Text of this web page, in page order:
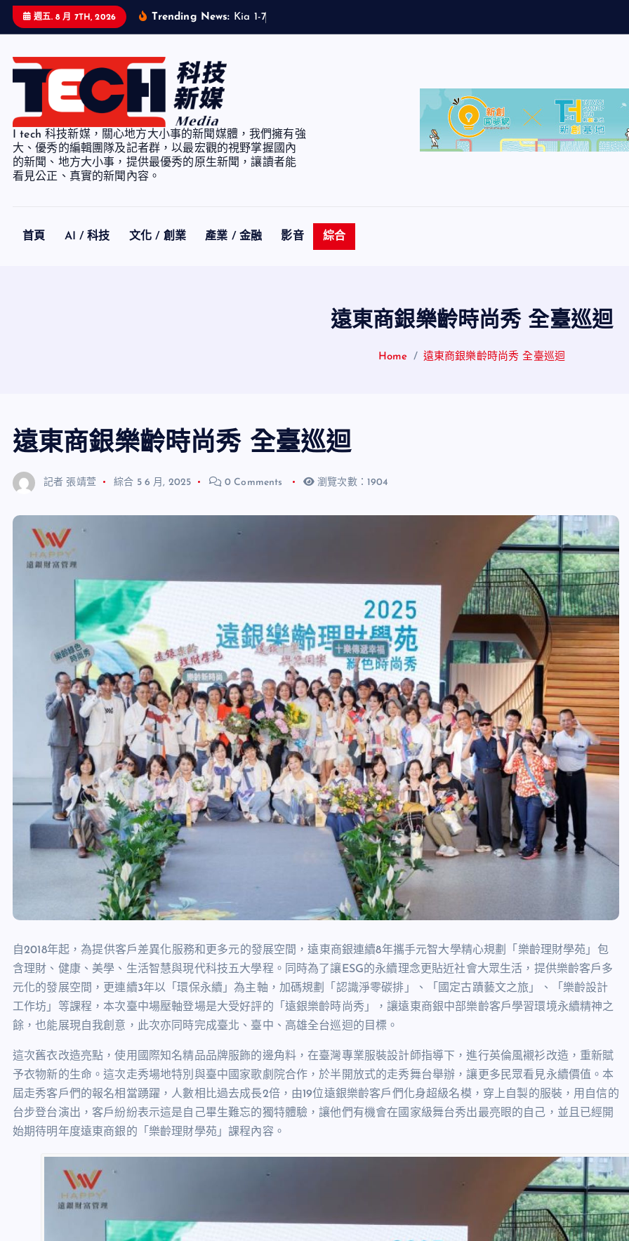
週五. 8 月 7TH, 2026 Trending News: Kia 1-7
I tech 科技新媒，關心地方大小事的新聞媒體，我們擁有強
大、優秀的編輯團隊及記者群，以最宏觀的視野掌握國內
的新聞、地方大小事，提供最優秀的原生新聞，讓讀者能
看見公正、真實的新聞內容。
首頁 AI / 科技 文化 / 創業 產業 / 金融 影音 綜合
遠東商銀樂齡時尚秀 全臺巡迴
Home 遠東商銀樂齡時尚秀 全臺巡迴
遠東商銀樂齡時尚秀 全臺巡迴
記者 張靖萱 綜合 5 6 月, 2025 0 Comments 瀏覽次數：1904
自2018年起，為提供客戶差異化服務和更多元的發展空間，遠東商銀連續8年攜手元智大學精心規劃「樂齡理財學苑」包
含理財、健康、美學、生活智慧與現代科技五大學程。同時為了讓ESG的永續理念更貼近社會大眾生活，提供樂齡客戶多
元化的發展空間，更連續3年以「環保永續」為主軸，加碼規劃「認識淨零碳排」、「國定古蹟藝文之旅」、「樂齡設計
工作坊」等課程，本次臺中場壓軸登場是大受好評的「遠銀樂齡時尚秀」，讓遠東商銀中部樂齡客戶學習環境永續精神之
餘，也能展現自我創意，此次亦同時完成臺北、臺中、高雄全台巡迴的目標。
這次舊衣改造亮點，使用國際知名精品品牌服飾的邊角料，在臺灣專業服裝設計師指導下，進行英倫風襯衫改造，重新賦
予衣物新的生命。這次走秀場地特別與臺中國家歌劇院合作，於半開放式的走秀舞台舉辦，讓更多民眾看見永續價值。本
屆走秀客戶們的報名相當踴躍，人數相比過去成長2倍，由19位遠銀樂齡客戶們化身超級名模，穿上自製的服裝，用自信的
台步登台演出，客戶紛紛表示這是自己畢生難忘的獨特體驗，讓他們有機會在國家級舞台秀出最亮眼的自己，並且已經開
始期待明年度遠東商銀的「樂齡理財學苑」課程內容。